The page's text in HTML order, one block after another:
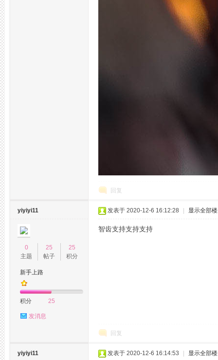
回复
yiyiyi11
0
主题
25
帖子
25
积分
新手上路
积分 25
发消息
发表于 2020-12-6 16:12:28 显示全部
智齿支持支持支持
回复
yiyiyi11 发表于 2020-12-6 16:14:53 显示全部